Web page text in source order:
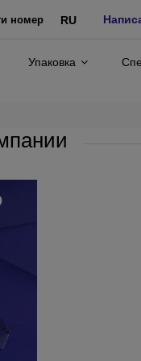
номер RU
Упаковка